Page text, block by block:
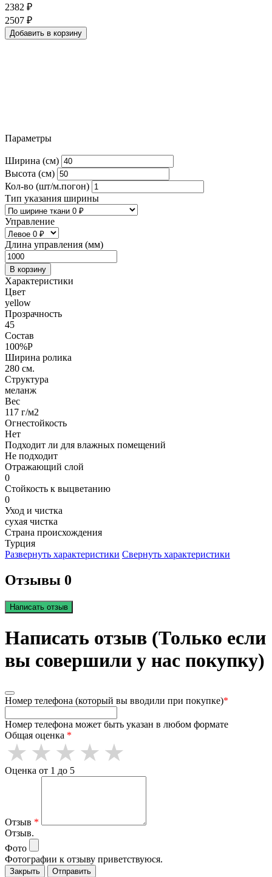
2382 ₽
2507 ₽
Добавить в корзину
Параметры
Ширина (см)
Высота (см)
Кол-во (шт/м.погон)
Тип указания ширины
Управление
Длина управления (мм)
В корзину
Характеристики
Цвет
yellow
Прозрачность
45
Состав
100%P
Ширина ролика
280 см.
Структура
меланж
Вес
117 г/м2
Огнестойкость
Нет
Подходит ли для влажных помещений
Не подходит
Отражающий слой
0
Стойкость к выцветанию
0
Уход и чистка
сухая чистка
Страна происхождения
Турция
Развернуть характеристики Свернуть характеристики
Отзывы 0
Написать отзыв
Написать отзыв (Только если
вы совершили у нас покупку)
Номер телефона (который вы вводили при покупке)*
Номер телефона может быть указан в любом формате
Общая оценка *
Оценка от 1 до 5
Отзыв *
Отзыв.
Фото
Фотографии к отзыву приветствуюся.
Закрыть Отправить